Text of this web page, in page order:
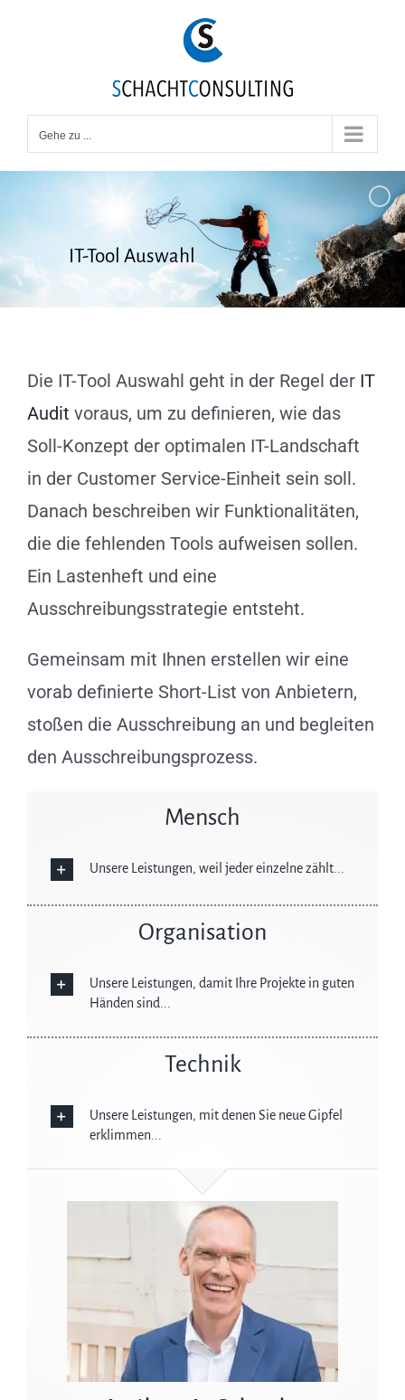
Gehe zu ...
IT-Tool Auswahl
Die IT-Tool Auswahl geht in der Regel der IT
Audit voraus, um zu definieren, wie das
Soll-Konzept der optimalen IT-Landschaft
in der Customer Service-Einheit sein soll.
Danach beschreiben wir Funktionalitäten,
die die fehlenden Tools aufweisen sollen.
Ein Lastenheft und eine
Ausschreibungsstrategie entsteht.
Gemeinsam mit Ihnen erstellen wir eine
vorab definierte Short-List von Anbietern,
stoßen die Ausschreibung an und begleiten
den Ausschreibungsprozess.
Mensch
Unsere Leistungen, weil jeder einzelne zählt...
Organisation
Unsere Leistungen, damit Ihre Projekte in guten
Händen sind...
Technik
Unsere Leistungen, mit denen Sie neue Gipfel
erklimmen...